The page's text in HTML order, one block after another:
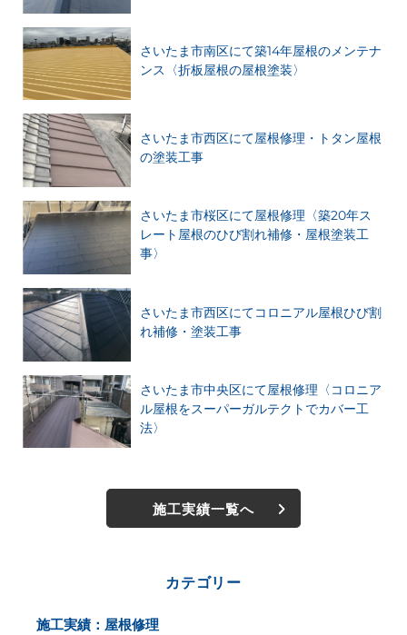
さいたま市南区にて築14年屋根のメンテナ
ンス〈折板屋根の屋根塗装〉
さいたま市西区にて屋根修理・トタン屋根
の塗装工事
さいたま市桜区にて屋根修理〈築20年ス
レート屋根のひび割れ補修・屋根塗装工
事〉
さいたま市西区にてコロニアル屋根ひび割
れ補修・塗装工事
さいたま市中央区にて屋根修理〈コロニア
ル屋根をスーパーガルテクトでカバー工
法〉
施工実績一覧へ
カテゴリー
施工実績：屋根修理